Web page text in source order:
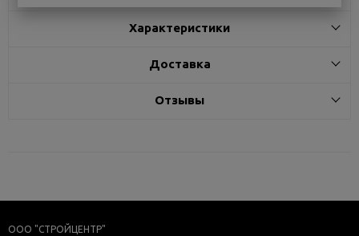
Характеристики
Доставка
Отзывы
ООО "СТРОЙЦЕНТР"